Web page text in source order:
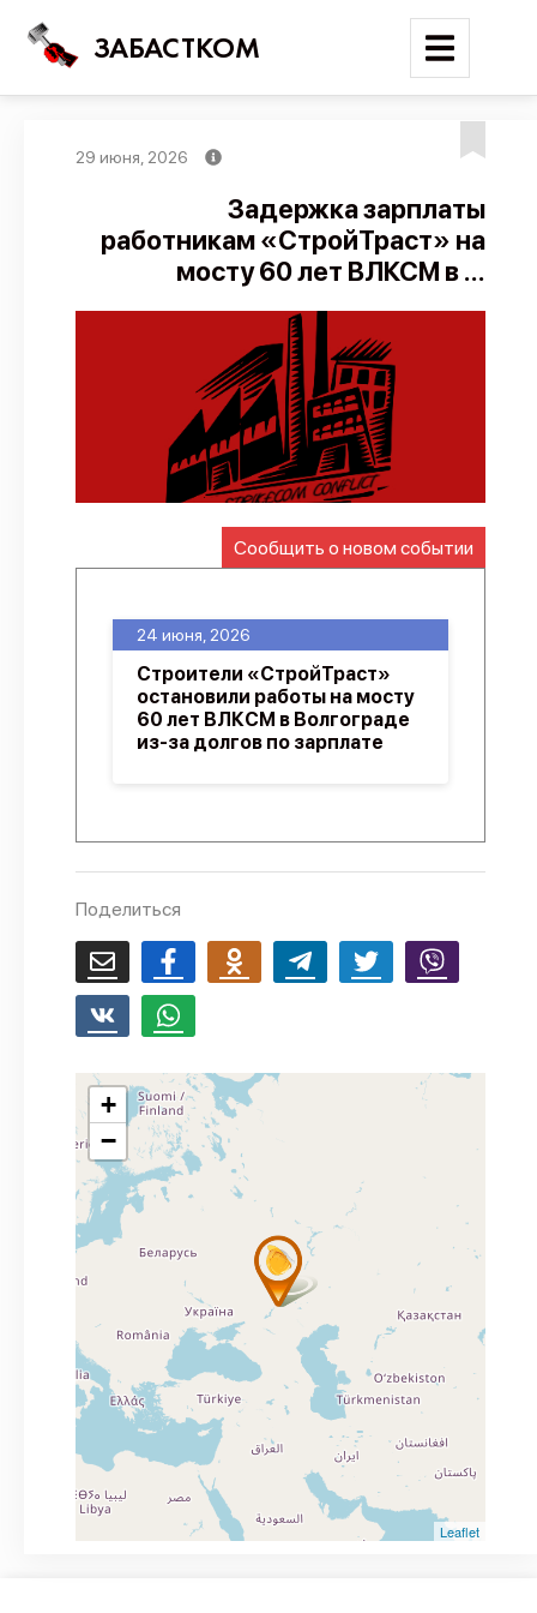
ЗАБАСТКОМ
Поиск
Новости
Карта событий
Трудовые конфликты
Отчеты
Предложить публикацию
Справочник
API
О проекте
29 июня, 2026
Задержка зарплаты
работникам «СтройТраст» на
мосту 60 лет ВЛКСМ в ...
Сообщить о новом событии
24 июня, 2026
Строители «СтройТраст»
остановили работы на мосту
60 лет ВЛКСМ в Волгограде
из-за долгов по зарплате
Поделиться
+
−
Leaflet